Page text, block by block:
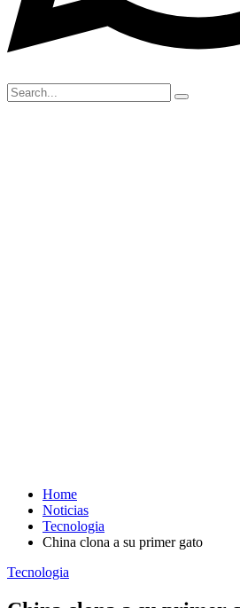
Home
Noticias
Tecnologia
China clona a su primer gato
Tecnologia